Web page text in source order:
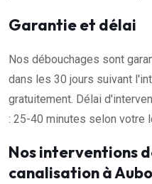
Garantie et délai
Nos débouchages sont
dans les 30 jours suivant
gratuitement. Délai
: 25-40 minutes selon votre
Nos interventions
canalisation à